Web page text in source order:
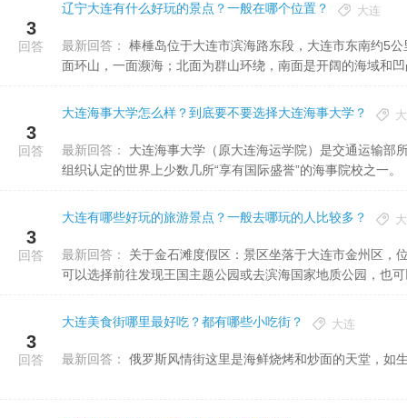
3
回答
辽宁大连有什么好玩的景点？一般在哪个位置？ 大连
最新回答：
面环山，一面濒海；北面为群山环绕，南面是开阔的海域和
3
回答
大连海事大学怎么样？到底要不要选择大连海事大学？
最新回答：
组织认定的世界上少数几所“享有国际盛誉”的海事院校之一。
3
回答
大连有哪些好玩的旅游景点？一般去哪玩的人比较多？
最新回答：
可以选择前往发现王国主题公园或去滨海国家地质公园，也
3
回答
大连美食街哪里最好吃？都有哪些小吃街？ 大连
最新回答： 俄罗斯风情街这里是海鲜烧烤和炒面的天堂，如